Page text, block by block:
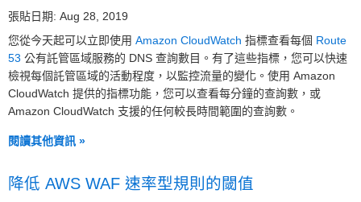
張貼日期: Aug 28, 2019
您從今天起可以立即使用 Amazon CloudWatch 指標查看每個 Route
53 公有託管區域服務的 DNS 查詢數目。有了這些指標，您可以快速
檢視每個託管區域的活動程度，以監控流量的變化。使用 Amazon
CloudWatch 提供的指標功能，您可以查看每分鐘的查詢數，或
Amazon CloudWatch 支援的任何較長時間範圍的查詢數。
閱讀其他資訊 »
降低 AWS WAF 速率型規則的閾值